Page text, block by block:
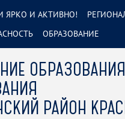
РАЙОН
ЯРКО И АКТИВНО!
ОБРАЗОВАНИЕ